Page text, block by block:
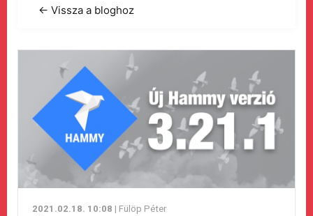
← Vissza a bloghoz
2021.02.18. 10:08 | Fülöp Péter